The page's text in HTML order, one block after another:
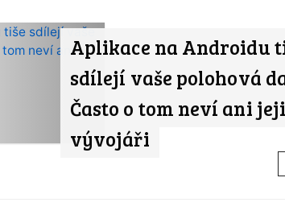
Aplikace na Androidu
sdílejí vaše polohová
Často o tom neví ani
vývojáři